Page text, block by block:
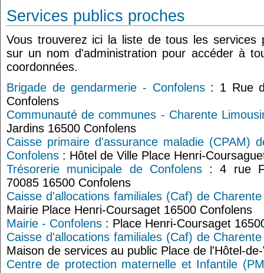
Services publics proches
Vous trouverez ici la liste de tous les services
sur un nom d'administration pour accéder à
coordonnées.
Brigade de gendarmerie - Confolens: 1 Rue
Confolens
Communauté de communes - Charente
Jardins 16500 Confolens
Caisse primaire d'assurance maladie (CPAM)
Confolens : Hôtel de Ville Place Henri-
Trésorerie municipale de Confolens: 4 rue
70085 16500 Confolens
Caisse d'allocations familiales (Caf) de
Mairie Place Henri-Coursaget 16500 Confolens
Mairie - Confolens : Place Henri-Coursaget
Caisse d'allocations familiales (Caf) de
Maison de services au public Place de l'Hôtel-
Centre de protection maternelle et Infantile